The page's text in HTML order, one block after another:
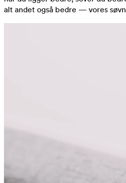
alt andet også bedre — vores